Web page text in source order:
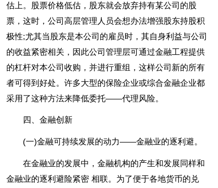
估上。股票价格低估，股东就会放弃持有某公司的股
票，这时，公司高层管理人员会想办法增强股东持股积
极性;尤其当股东是本公司的雇员时，其自身利益与公司
的收益紧密相关，因此公司管理层可通过金融工程提供
的杠杆对本公司收购，并进行重组，这样公司新的所有
者可得到好处。许多大型的保险企业或综合金融企业都
采用了这种方法来降低委托――代理风险。
四、金融创新
(一)金融可持续发展的动力――金融业的逐利避。
在金融业的发展中，金融机构的产生和发展同样和
金融业的逐利避险紧密 相联。为了便于各地货币的兑